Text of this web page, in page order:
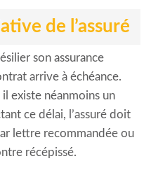
de l’assuré
son assurance
arrive à échéance.
existe néanmoins un
ce délai, l’assuré doit
lettre recommandée ou
récépissé.